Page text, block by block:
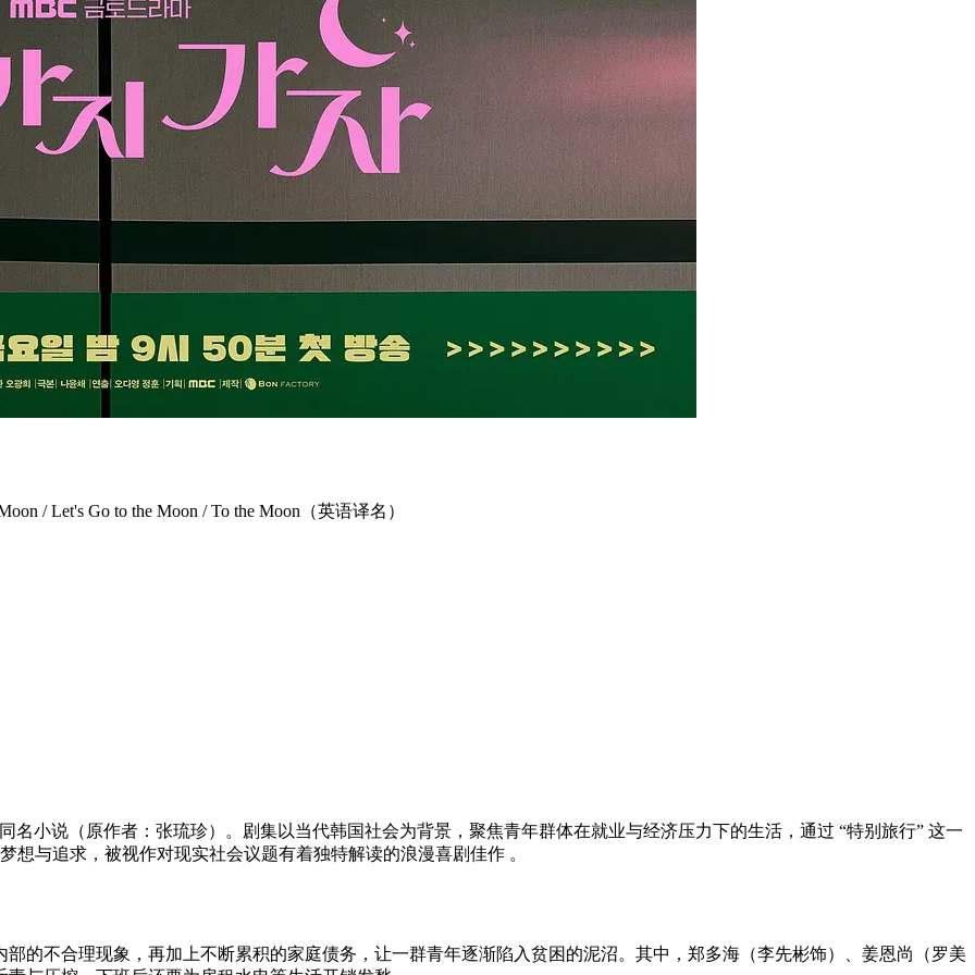
/ Let's Go to the Moon / To the Moon（英语译名）
名小说（原作者：张琉珍）。剧集以当代韩国社会为背景，聚焦青年群体在就业与经济压力下的生活，通过 “特别旅行” 这一
与追求，被视作对现实社会议题有着独特解读的浪漫喜剧佳作 。
的不合理现象，再加上不断累积的家庭债务，让一群青年逐渐陷入贫困的泥沼。其中，郑多海（李先彬饰）、姜恩尚（罗美